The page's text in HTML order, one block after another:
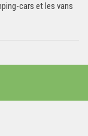
cars et les vans